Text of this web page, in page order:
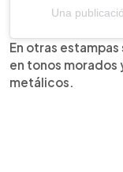
Una
En otras
en tonos morados
metálicos.